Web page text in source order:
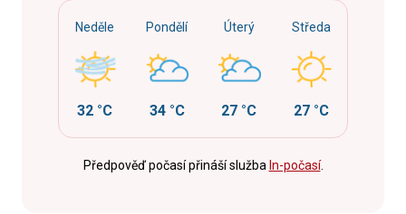
Neděle
32 °C
Pondělí
34 °C
Úterý
27 °C
Středa
27 °C
Předpověď počasí přináší služba In-počasí.